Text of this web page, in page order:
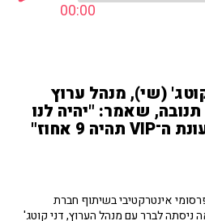
00:00
(שי), מנהל ערוץ
שאמר: "יהיה לנו
אינטרקטיבי בשיתוף חברת
ניסתה לברר עם מנהל הערוץ, דני קוטג'